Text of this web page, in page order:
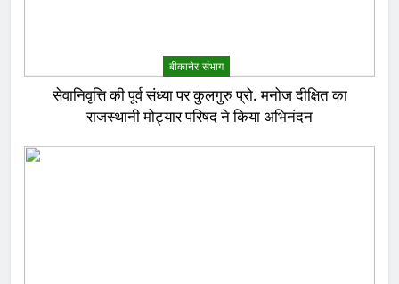
बीकानेर संभाग
सेवानिवृत्ति की पूर्व संध्या पर कुलगुरु प्रो. मनोज दीक्षित का
राजस्थानी मोट्यार परिषद ने किया अभिनंदन